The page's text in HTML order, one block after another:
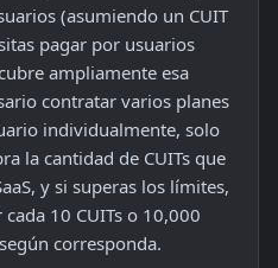
(asumiendo un CUIT
pagar por usuarios
ampliamente esa
contratar varios planes
individualmente, solo
la cantidad de CUITs que
y si superas los límites,
10 CUITs o 10,000
corresponda.